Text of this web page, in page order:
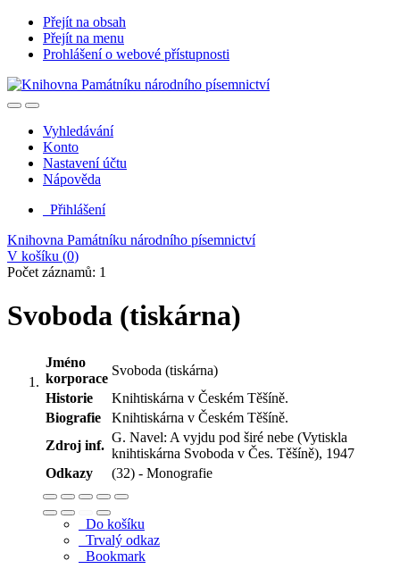
Přejít na obsah
Přejít na menu
Prohlášení o webové přístupnosti
Vyhledávání
Konto
Nastavení účtu
Nápověda
Přihlášení
Knihovna Památníku národního písemnictví
V košíku (0)
Počet záznamů: 1
Svoboda (tiskárna)
Jméno
korporace
Svoboda (tiskárna)
Historie
Knihtiskárna v Českém Těšíně.
Biografie
Knihtiskárna v Českém Těšíně.
Zdroj inf.
G. Navel: A vyjdu pod širé nebe (Vytiskla
knihtiskárna Svoboda v Čes. Těšíně), 1947
Odkazy
(32) - Monografie
Do košíku
Trvalý odkaz
Bookmark